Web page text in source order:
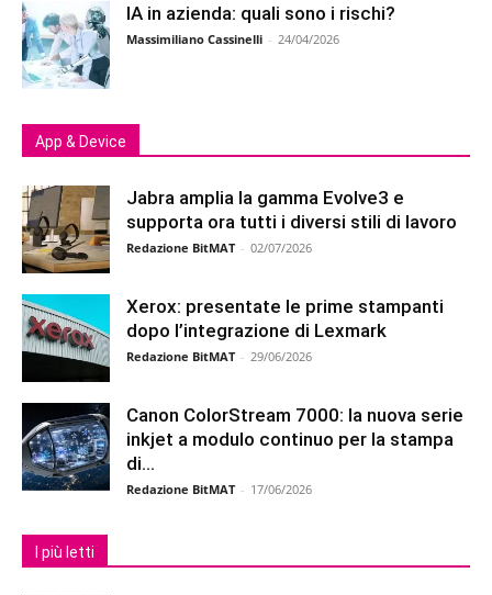
IA in azienda: quali sono i rischi?
Massimiliano Cassinelli - 24/04/2026
App & Device
Jabra amplia la gamma Evolve3 e
supporta ora tutti i diversi stili di lavoro
Redazione BitMAT - 02/07/2026
Xerox: presentate le prime stampanti
dopo l’integrazione di Lexmark
Redazione BitMAT - 29/06/2026
Canon ColorStream 7000: la nuova serie
inkjet a modulo continuo per la stampa
di...
Redazione BitMAT - 17/06/2026
I più letti